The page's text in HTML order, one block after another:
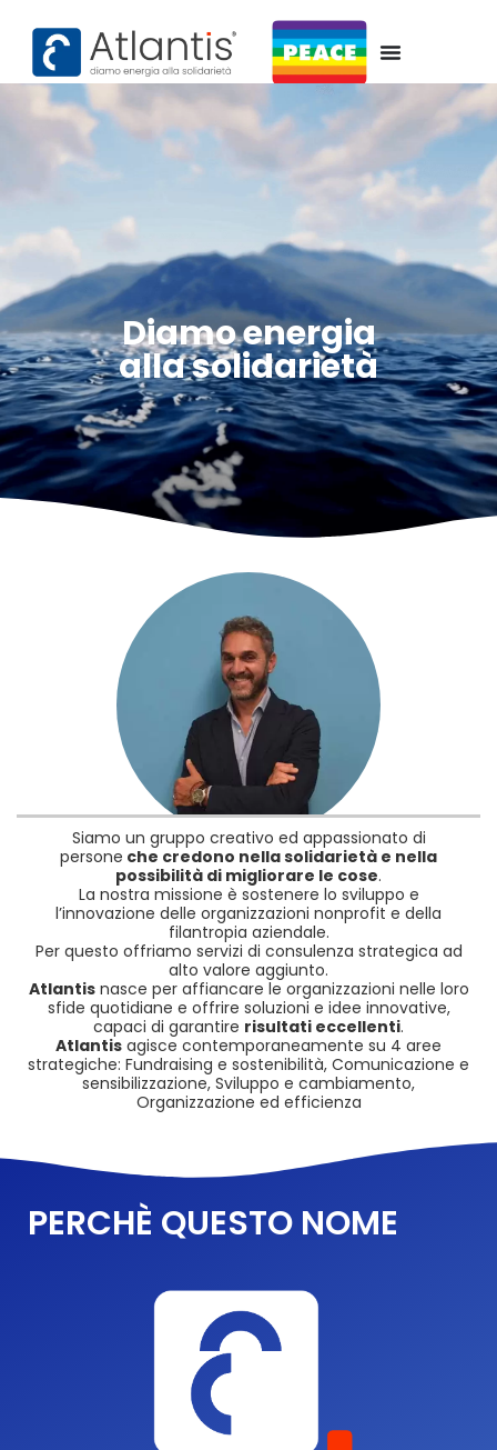
Diamo energia
alla solidarietà
Siamo un gruppo creativo ed appassionato di
persone che credono nella solidarietà e nella
possibilità di migliorare le cose.
La nostra missione è sostenere lo sviluppo e
l’innovazione delle organizzazioni nonprofit e della
filantropia aziendale.
Per questo offriamo servizi di consulenza strategica ad
alto valore aggiunto.
Atlantisnasce per affiancare le organizzazioni nelle loro
sfide quotidiane e offrire soluzioni e idee innovative,
capaci di garantire risultati eccellenti.
Atlantis agisce contemporaneamente su 4 aree
strategiche: Fundraising e sostenibilità, Comunicazione e
sensibilizzazione, Sviluppo e cambiamento,
Organizzazione ed efficienza
PERCHÈ QUESTO NOME